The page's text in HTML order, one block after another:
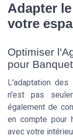
Adapter
votre
Optimiser
pour
L'adaptation
n'est pas
également de
en compte pour
avec votre